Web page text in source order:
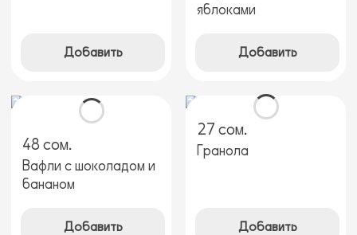
Добавить
яблоками
Добавить
48 сом.
Вафли с шоколадом и
бананом
Добавить
27 сом.
Гранола
Добавить